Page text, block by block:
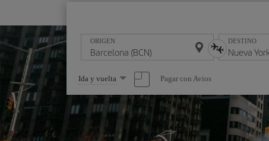
ORIGEN DESTINO
Seleccione
una
opción
Ida y vuelta Pagar con Avios